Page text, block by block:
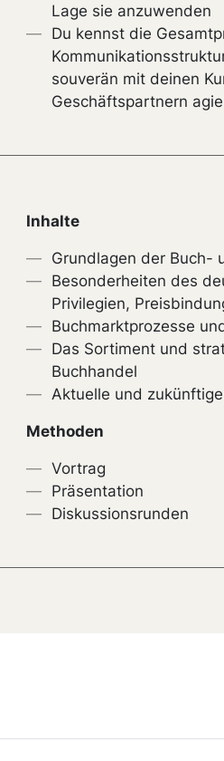
Lage sie anzuwenden
Du kennst die
souverän mit deinen
Geschäftspartnern
Inhalte
Grundlagen der Buch-
Besonderheiten des
Privilegien,
Buchmarktprozesse
Das Sortiment und
Buchhandel
Aktuelle und
Methoden
Vortrag
Präsentation
Diskussionsrunden